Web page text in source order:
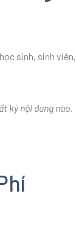
sinh, sinh viên,
kỳ nội dung nào.